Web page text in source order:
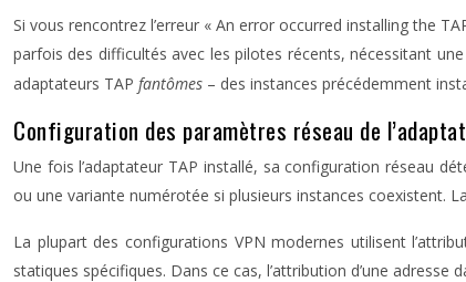
Si vous rencontrez l’erreur « An error occurred installing the
parfois des difficultés avec les pilotes récents, nécessitant
adaptateurs TAP fantômes – des instances précédemment
Configuration des paramètres réseau de
Une fois l’adaptateur TAP installé, sa configuration réseau
ou une variante numérotée si plusieurs instances coexistent.
La plupart des configurations VPN modernes utilisent
statiques spécifiques. Dans ce cas, l’attribution d’une